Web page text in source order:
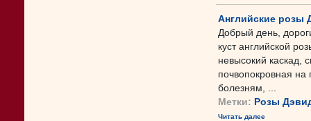
Английские розы
Добрый день,
куст английской
невысокий каскад,
почвопокровная на
болезням, ...
Метки: Розы
Читать далее